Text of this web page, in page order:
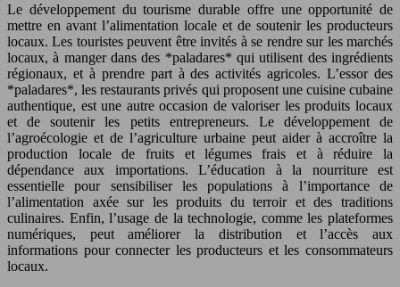
Le développement du tourisme durable offre une opportunité de
mettre en avant l’alimentation locale et de soutenir les producteurs
locaux. Les touristes peuvent être invités à se rendre sur les marchés
locaux, à manger dans des *paladares* qui utilisent des ingrédients
régionaux, et à prendre part à des activités agricoles. L’essor des
*paladares*, les restaurants privés qui proposent une cuisine cubaine
authentique, est une autre occasion de valoriser les produits locaux
et de soutenir les petits entrepreneurs. Le développement de
l’agroécologie et de l’agriculture urbaine peut aider à accroître la
production locale de fruits et légumes frais et à réduire la
dépendance aux importations. L’éducation à la nourriture est
essentielle pour sensibiliser les populations à l’importance de
l’alimentation axée sur les produits du terroir et des traditions
culinaires. Enfin, l’usage de la technologie, comme les plateformes
numériques, peut améliorer la distribution et l’accès aux
informations pour connecter les producteurs et les consommateurs
locaux.